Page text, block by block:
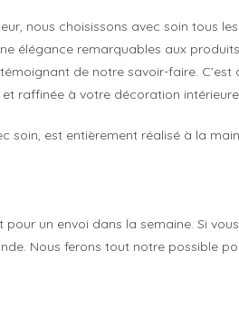
nous choisissons avec soin tous
élégance remarquables aux
de notre savoir-faire.
raffinée à votre décoration
soin, est entièrement réalisé à la
un envoi dans la semaine. Si
Nous ferons tout notre possible